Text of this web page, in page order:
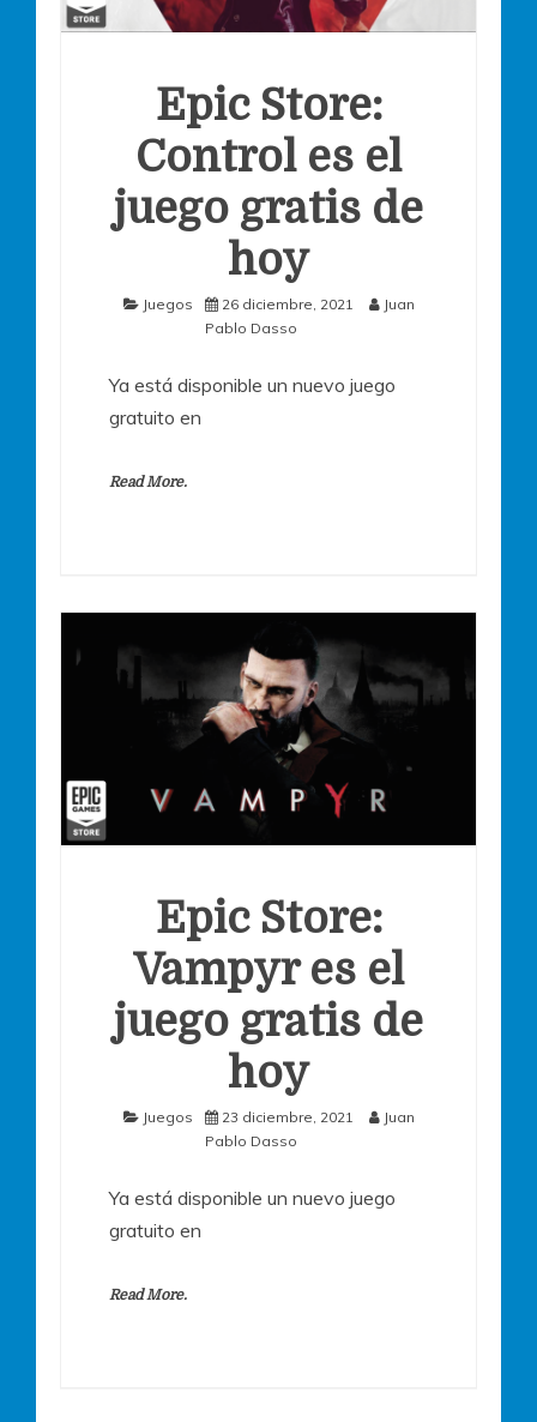
Epic Store:
Control es el
juego gratis de
hoy
Juegos 26 diciembre, 2021
Juan
Pablo Dasso
Ya está disponible un nuevo juego
gratuito en
Read More.
Epic Store:
Vampyr es el
juego gratis de
hoy
Juegos 23 diciembre, 2021
Juan
Pablo Dasso
Ya está disponible un nuevo juego
gratuito en
Read More.